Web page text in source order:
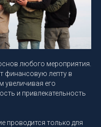
любого мероприятия.
финансовую лепту в
увеличивая его
и привлекательность
проводится только для